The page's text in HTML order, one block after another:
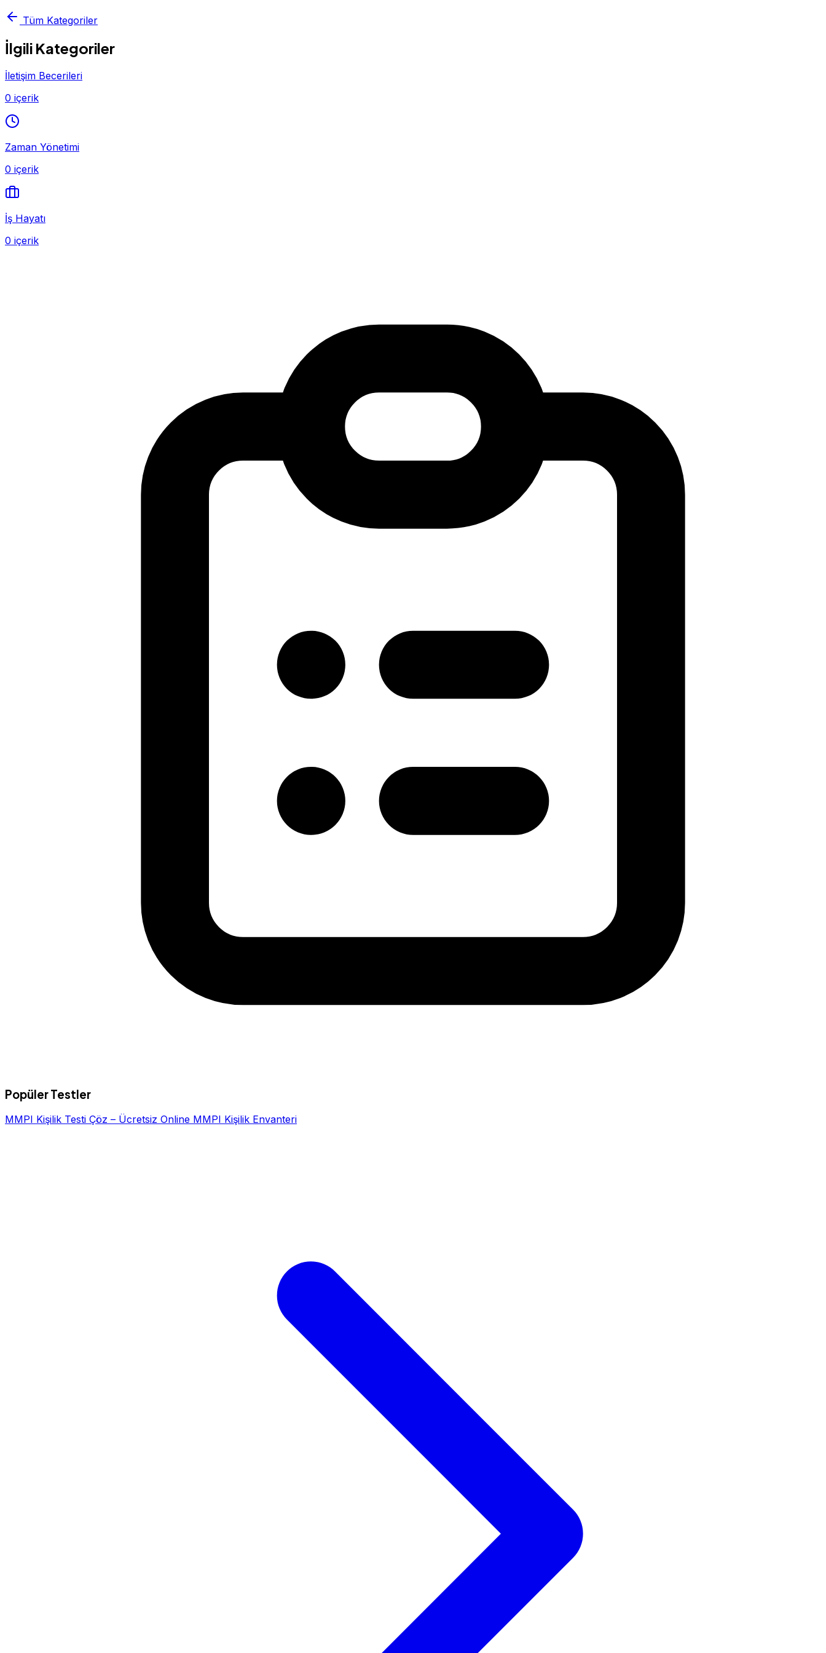
Tüm Kategoriler
İlgili Kategoriler
İletişim Becerileri
0 içerik
Zaman Yönetimi
0 içerik
İş Hayatı
0 içerik
Popüler Testler
MMPI Kişilik Testi Çöz – Ücretsiz Online MMPI Kişilik Envanteri